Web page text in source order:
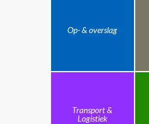
Op- & overslag
Transport &
Logistiek